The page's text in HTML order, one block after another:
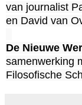
van journalist
en David van
De Nieuwe
samenwerking
Filosofische